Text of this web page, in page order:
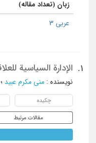
زبان (تعداد مقاله)
عربی 3
1. الإدارة السیاسیة
نویسنده : منی مکرم عبید ؛
چکیده
مقالات مرتبط